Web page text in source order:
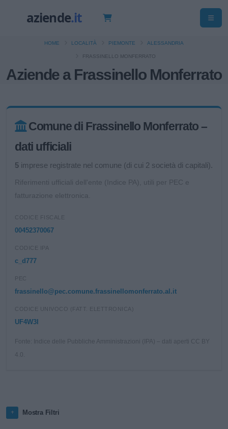
Aziende a Frassinello Monferrato
HOME LOCALITÀ PIEMONTE ALESSANDRIA
FRASSINELLO MONFERRATO
Comune di Frassinello Monferrato –
dati ufficiali
5 imprese registrate nel comune (di cui 2 società di capitali).
Riferimenti ufficiali dell'ente (Indice PA), utili per PEC e
fatturazione elettronica.
CODICE FISCALE
00452370067
CODICE IPA
c_d777
PEC
frassinello@pec.comune.frassinellomonferrato.al.it
CODICE UNIVOCO (FATT. ELETTRONICA)
UF4W3I
Fonte: Indice delle Pubbliche Amministrazioni (IPA) – dati aperti CC BY
Mostra Filtri